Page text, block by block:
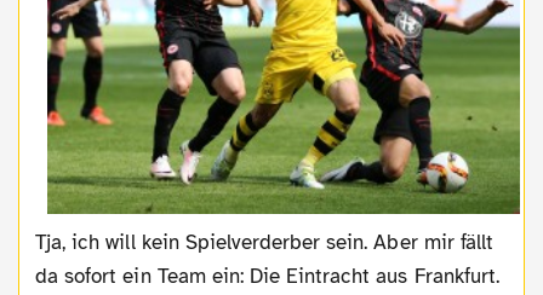
Tja, ich will kein Spielverderber sein. Aber mir fällt
da sofort ein Team ein: Die Eintracht aus Frankfurt.